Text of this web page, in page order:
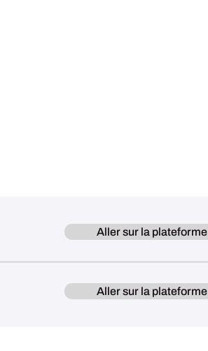
Aller sur la plateforme
Aller sur la plateforme